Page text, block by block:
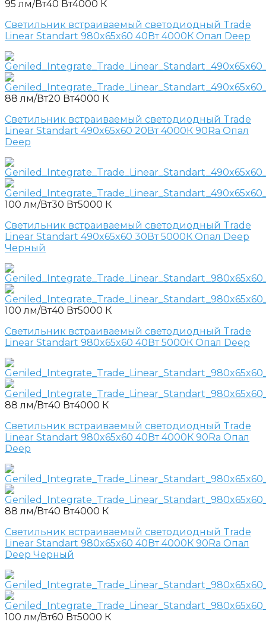
95 лм/Вт40 Вт4000 К
Светильник встраиваемый светодиодный Trade
Linear Standart 980x65x60 40Вт 4000К Опал Deep
88 лм/Вт20 Вт4000 К
Светильник встраиваемый светодиодный Trade
Linear Standart 490x65x60 20Вт 4000К 90Ra Опал
Deep
100 лм/Вт30 Вт5000 К
Светильник встраиваемый светодиодный Trade
Linear Standart 490x65x60 30Вт 5000К Опал Deep
Черный
100 лм/Вт40 Вт5000 К
Светильник встраиваемый светодиодный Trade
Linear Standart 980x65x60 40Вт 5000К Опал Deep
88 лм/Вт40 Вт4000 К
Светильник встраиваемый светодиодный Trade
Linear Standart 980x65x60 40Вт 4000К 90Ra Опал
Deep
88 лм/Вт40 Вт4000 К
Светильник встраиваемый светодиодный Trade
Linear Standart 980x65x60 40Вт 4000К 90Ra Опал
Deep Черный
100 лм/Вт60 Вт5000 К